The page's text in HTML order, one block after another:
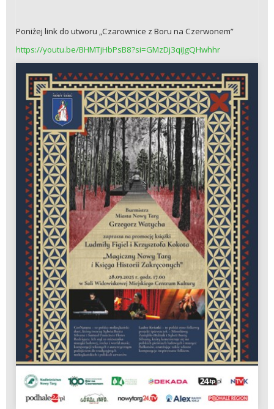
Poniżej link do utworu „Czarownice z Boru na Czerwonem”
https://youtu.be/BHMTjHbPsB8?si=GMzDj3qiJgQHwhhr